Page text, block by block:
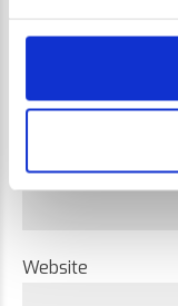
Email *
Website